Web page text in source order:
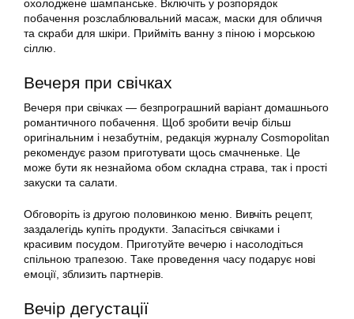
охолоджене шампанське. Включіть у розпорядок
побачення розслаблювальний масаж, маски для обличчя
та скраби для шкіри. Прийміть ванну з піною і морською
сіллю.
Вечеря при свічках
Вечеря при свічках — безпрограшний варіант домашнього
романтичного побачення. Щоб зробити вечір більш
оригінальним і незабутнім, редакція журналу Cosmopolitan
рекомендує разом приготувати щось смачненьке. Це
може бути як незнайома обом складна страва, так і прості
закуски та салати.
Обговоріть із другою половинкою меню. Вивчіть рецепт,
заздалегідь купіть продукти. Запасіться свічками і
красивим посудом. Приготуйте вечерю і насолодіться
спільною трапезою. Таке проведення часу подарує нові
емоції, зблизить партнерів.
Вечір дегустації